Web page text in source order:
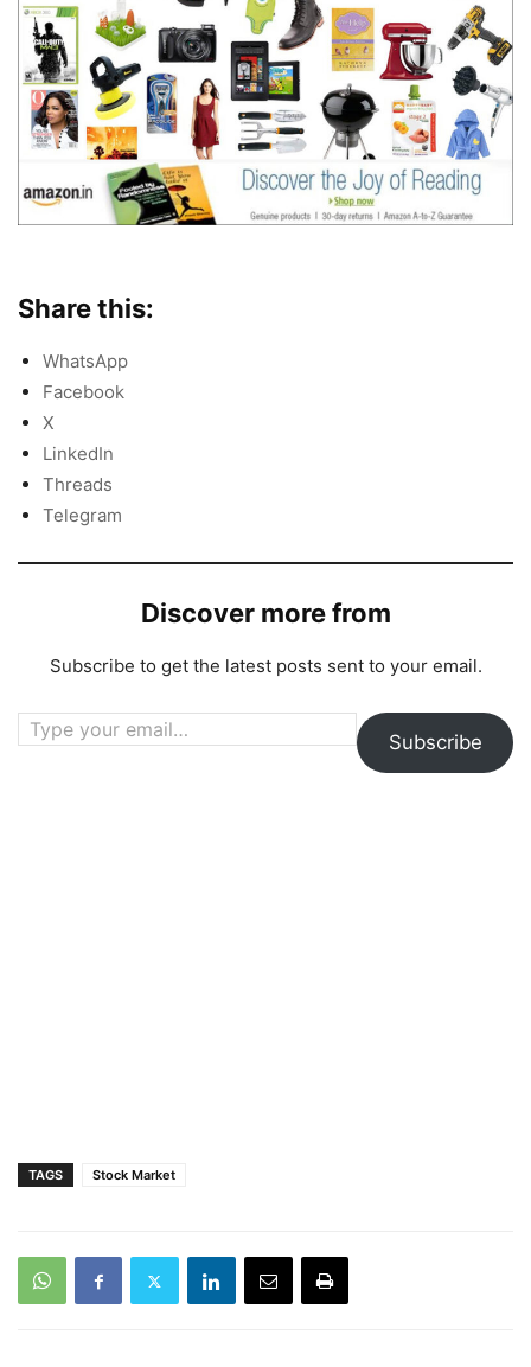
Share this:
WhatsApp
Facebook
X
LinkedIn
Threads
Telegram
Discover more from
Subscribe to get the latest posts sent to your email.
Type your email…
Subscribe
TAGS Stock Market